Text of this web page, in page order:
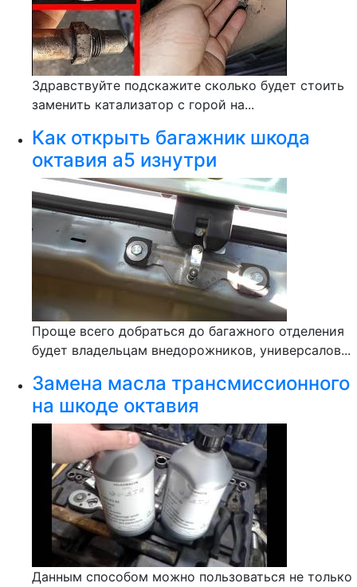
Здравствуйте подскажите сколько будет стоить
заменить катализатор с горой на...
Как открыть багажник шкода
октавия а5 изнутри
Проще всего добраться до багажного отделения
будет владельцам внедорожников, универсалов...
Замена масла трансмиссионного
на шкоде октавия
Данным способом можно пользоваться не только